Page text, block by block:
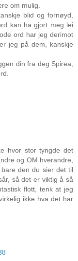
om mulig.
blid og fornøyd,
kan ha gjort meg lei
ord har jeg derimot
jeg på dem, kanskje
din fra deg Spirea,
hvor stor tyngde det
og OM hverandre,
den du sier det til
så det er viktig å så
flott, tenk at jeg
ikke hva det har